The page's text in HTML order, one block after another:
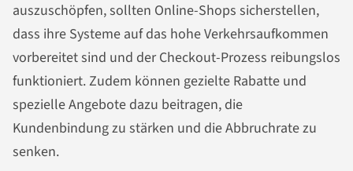
auszuschöpfen, sollten Online-Shops sicherstellen,
dass ihre Systeme auf das hohe Verkehrsaufkommen
vorbereitet sind und der Checkout-Prozess reibungslos
funktioniert. Zudem können gezielte Rabatte und
spezielle Angebote dazu beitragen, die
Kundenbindung zu stärken und die Abbruchrate zu
senken.